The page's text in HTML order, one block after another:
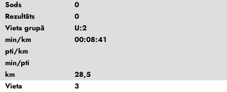
Sods
0
Rezultāts
0
Vieta grupā
U:2
min/km
00:08:41
pti/km
min/pti
km
28,5
Vieta
3